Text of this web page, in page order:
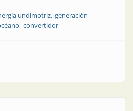
undimotriz generación
convertidor
para generar energía undimotriz